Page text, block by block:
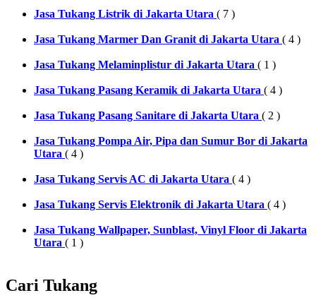
Jasa Tukang Listrik di Jakarta Utara ( 7 )
Jasa Tukang Marmer Dan Granit di Jakarta Utara ( 4 )
Jasa Tukang Melaminplistur di Jakarta Utara ( 1 )
Jasa Tukang Pasang Keramik di Jakarta Utara ( 4 )
Jasa Tukang Pasang Sanitare di Jakarta Utara ( 2 )
Jasa Tukang Pompa Air, Pipa dan Sumur Bor di Jakarta
Utara ( 4 )
Jasa Tukang Servis AC di Jakarta Utara ( 4 )
Jasa Tukang Servis Elektronik di Jakarta Utara ( 4 )
Jasa Tukang Wallpaper, Sunblast, Vinyl Floor di Jakarta
Utara ( 1 )
Cari Tukang